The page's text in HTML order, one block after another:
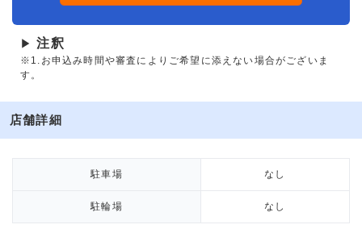
▶ 注釈
※1.お申込み時間や審査によりご希望に添えない場合がございま
す。
店舗詳細
駐車場 なし
駐輪場 なし